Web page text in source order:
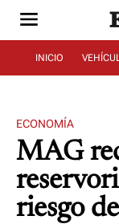
INICIO
ECONOMÍA
MAG
riesgo